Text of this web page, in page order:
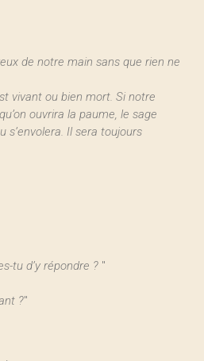
de notre main sans que rien ne
vivant ou bien mort. Si notre
ouvrira la paume, le sage
s’envolera. Il sera toujours
tu d’y répondre ? "
?"